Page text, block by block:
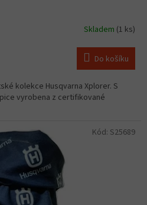
Skladem (1 ks)
Do košíku
kolekce Husqvarna Xplorer. S
vyrobena z certifikované
Kód: S25689